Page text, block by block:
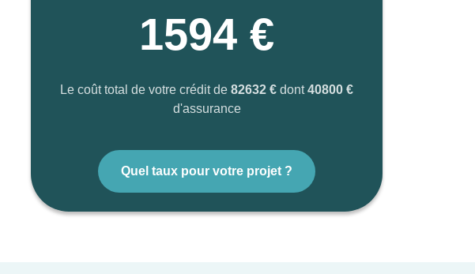
1594 €
Le coût total de votre crédit de 82632 € dont40800 €
d'assurance
Quel taux pour votre projet ?